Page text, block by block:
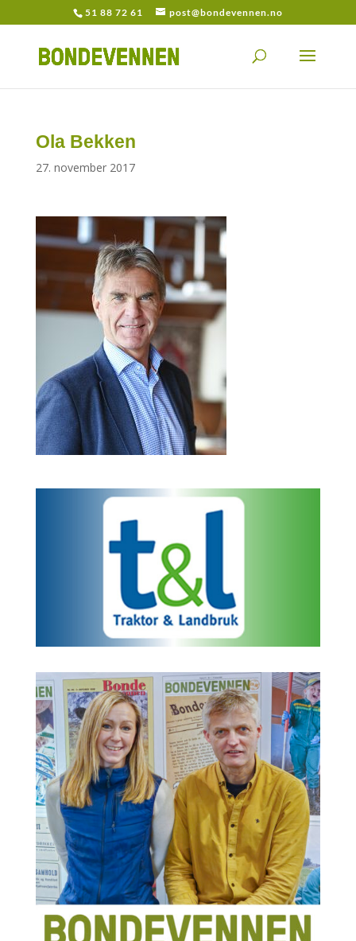
51 88 72 61 post@bondevennen.no
Ola Bekken
27. november 2017